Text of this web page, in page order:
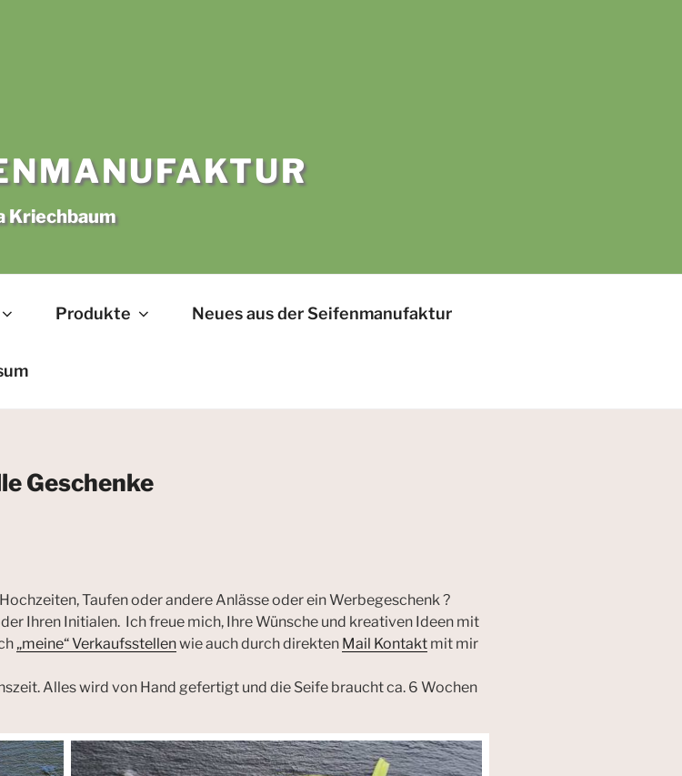
Kriechbaum
Produkte Neues aus der Seifenmanufaktur
Geschenke
Taufen oder andere Anlässe oder ein Werbegeschenk ?
Ihren Initialen. Ich freue mich, Ihre Wünsche und kreativen Ideen mit
„meine“ Verkaufsstellenwie auch durch direkten Mail Kontakt mit mir
Alles wird von Hand gefertigt und die Seife braucht ca. 6 Wochen